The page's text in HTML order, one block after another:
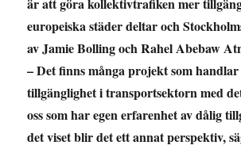
är att göra kollektivtrafiken mer
europeiska städer deltar och
av Jamie Bolling ochRahel Abebaw
– Det finns många projekt som
tillgänglighet i transportsektorn med
oss som har egen erfarenhet av dålig
det viset blir det ett annat perspektiv,